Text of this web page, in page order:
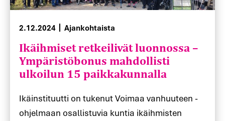
2.12.2024 Ajankohtaista
Ikäihmiset retkeilivät luonnossa –
Ympäristöbonus mahdollisti
ulkoilun 15 paikkakunnalla
Ikäinstituutti on tukenut Voimaa vanhuuteen -
ohjelmaan osallistuvia kuntia ikäihmisten